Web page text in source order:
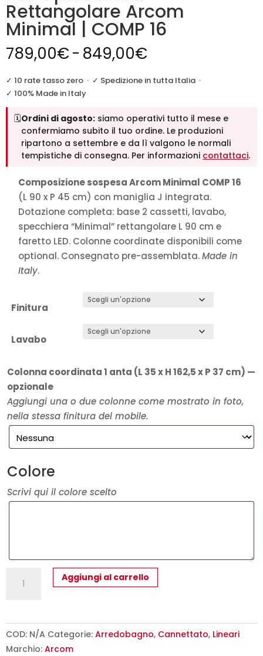
Rettangolare Arcom
Minimal | COMP 16
789,00€- 849,00€
prezzo:
789,00€
a
849,00€
✓ 10 rate tasso zero · ✓ Spedizione in tutta Italia ·
✓ 100% Made in Italy
🗓️Ordini di agosto: siamo operativi tutto il mese e
confermiamo subito il tuo ordine. Le produzioni
ripartono a settembre e da lì valgono le normali
tempistiche di consegna. Per informazioni contattaci.
Composizione sospesa Arcom Minimal COMP 16
(L 90 x P 45 cm) con maniglia J integrata.
Dotazione completa: base 2 cassetti, lavabo,
specchiera “Minimal” rettangolare L 90 cm e
faretto LED. Colonne coordinate disponibili come
optional. Consegnato pre-assemblata.Made in
Italy.
Finitura
Lavabo
Colonna coordinata 1 anta (L 35 x H 162,5 x P 37 cm) —
opzionale
Aggiungi una o due colonne come mostrato in foto,
nella stessa finitura del mobile.
Colore
Scrivi qui il colore scelto
Bagno
cm
Sospeso
Aggiungi al carrello
COD: N/A Categorie: Arredobagno, Cannettato, Lineari
Marchio: Arcom